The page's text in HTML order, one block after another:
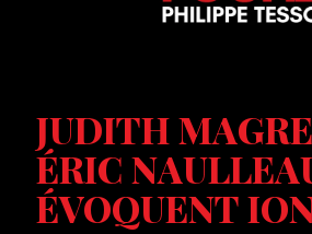
JUDITH
ÉRIC
ÉVOQUENT